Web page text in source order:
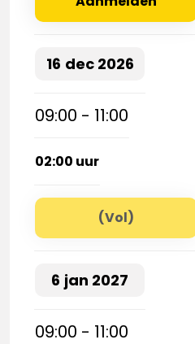
16 dec2026
09:00 - 11:00
02:00 uur
(Vol)
6 jan 2027
09:00 - 11:00